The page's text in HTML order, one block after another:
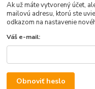
Ak už máte vytvorený účet,
mailovú adresu, ktorú ste
odkazom na nastavenie
Váš e-mail:
Obnoviť heslo